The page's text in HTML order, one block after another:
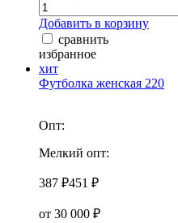
Добавить в корзину
сравнить
избранное
хит
Футболка женская 220
Опт:
Мелкий опт:
387 ₽451 ₽
от 30 000 ₽